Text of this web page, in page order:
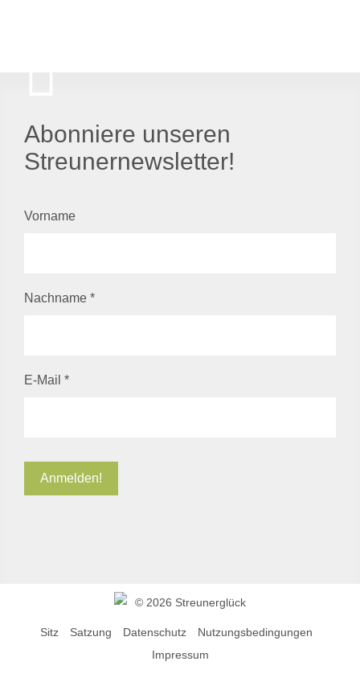
Abonniere unseren
Streunernewsletter!
Vorname
Nachname *
E-Mail *
© 2026 Streunerglück
Sitz Satzung Datenschutz
Nutzungsbedingungen
Impressum